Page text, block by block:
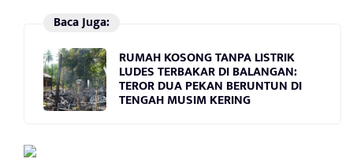
Baca Juga:
RUMAH KOSONG TANPA LISTRIK
LUDES TERBAKAR DI BALANGAN:
TEROR DUA PEKAN BERUNTUN DI
TENGAH MUSIM KERING